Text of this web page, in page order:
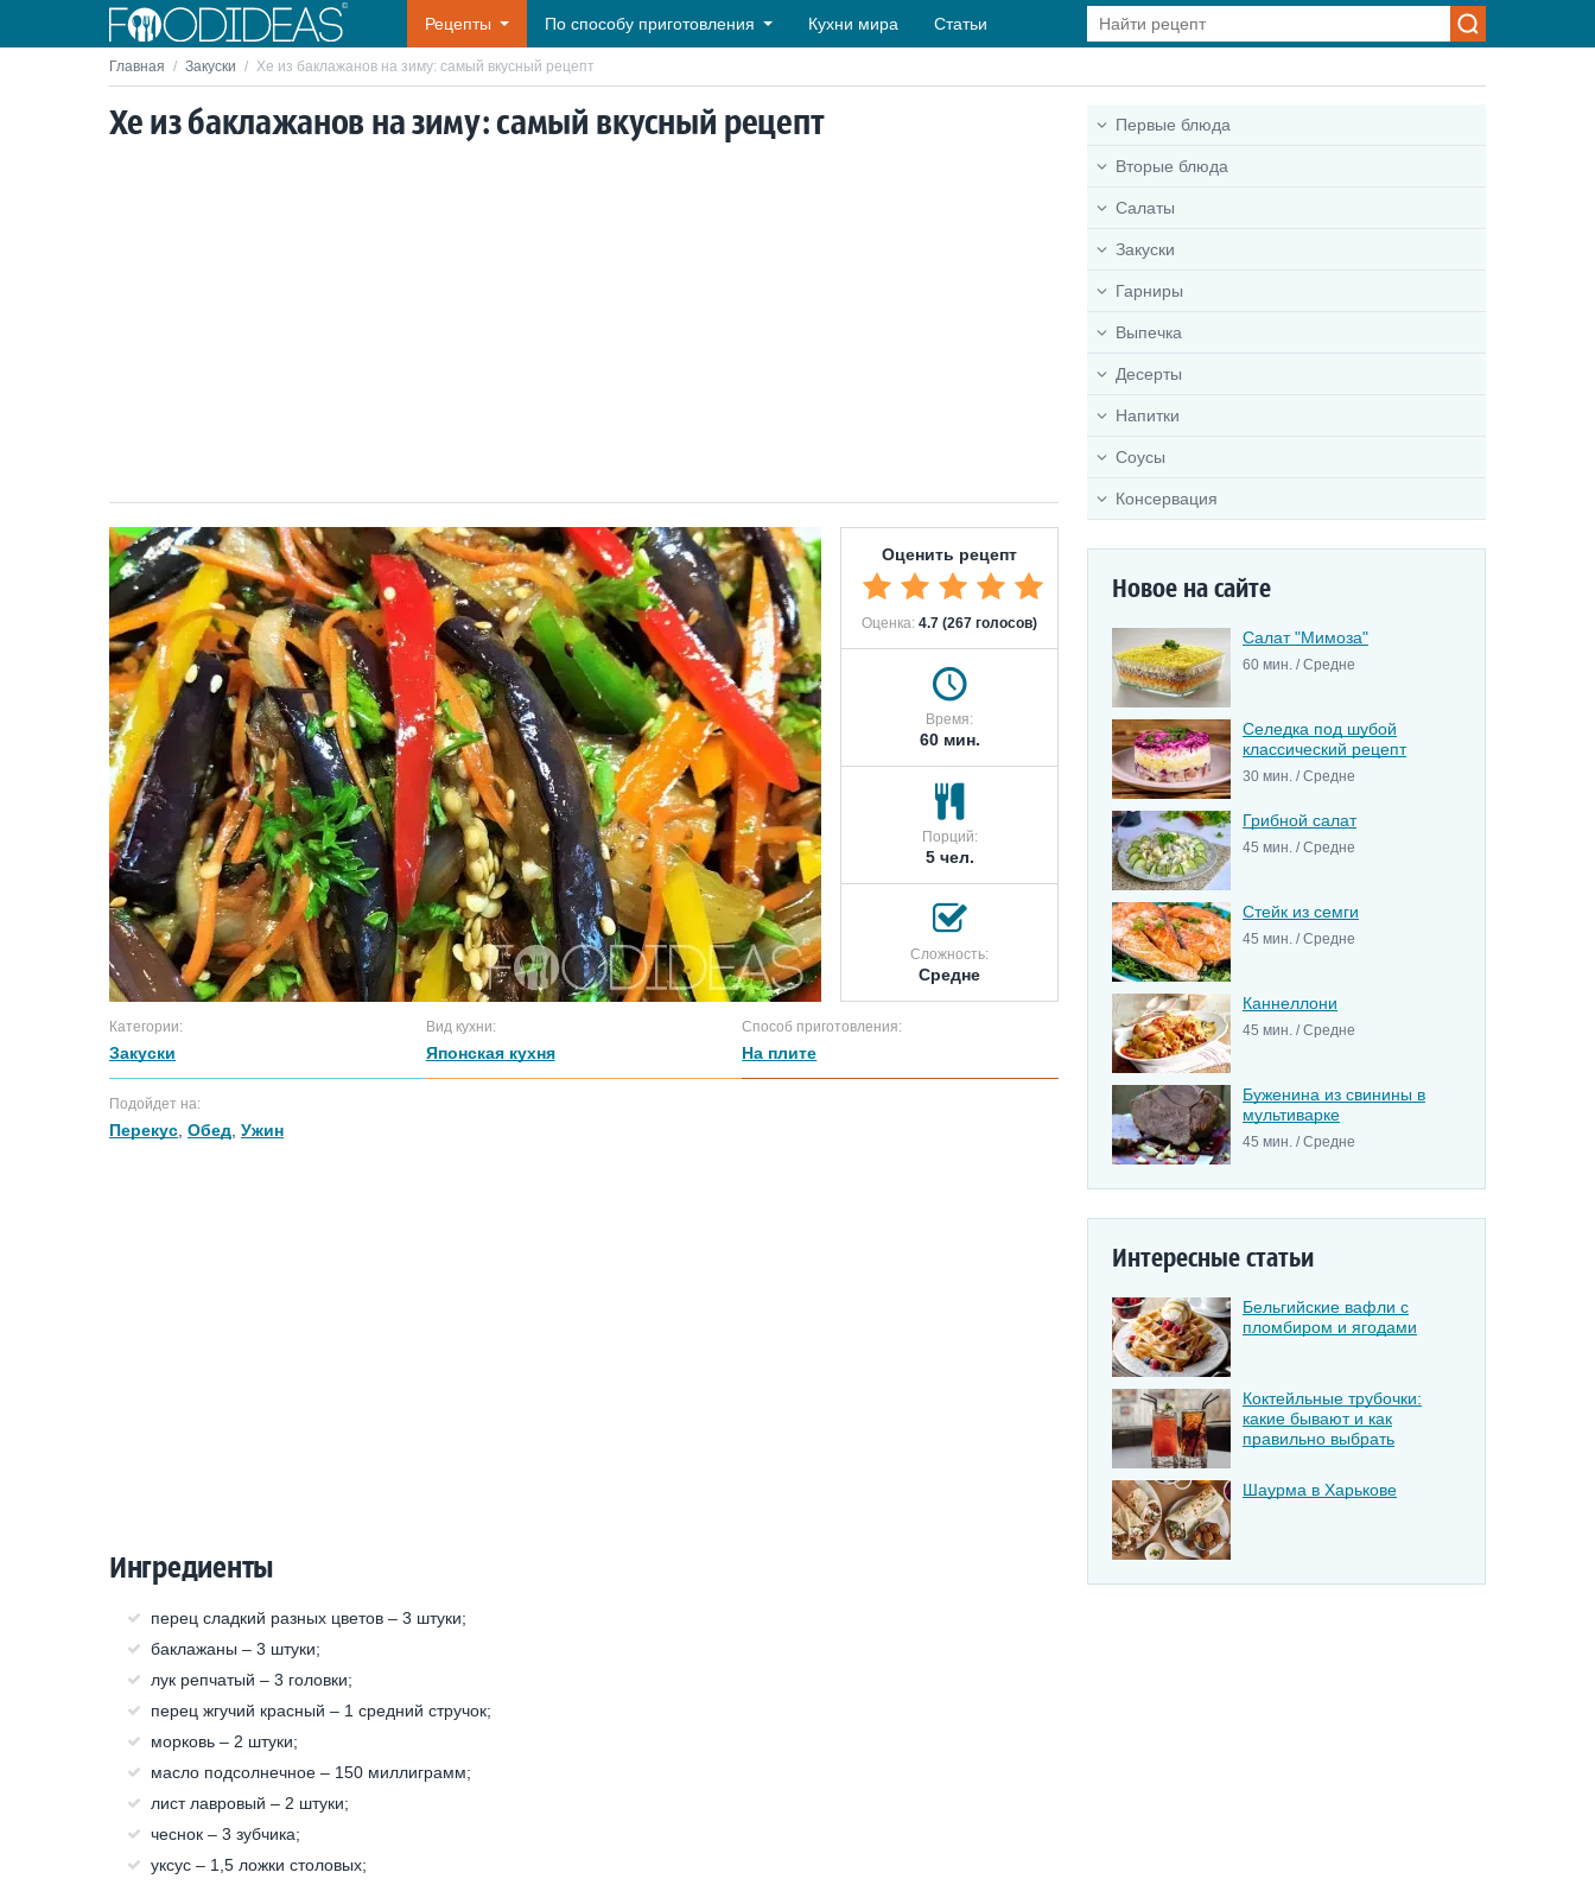
Рецепты По способу приготовления Кухни мира Статьи
Главная / Закуски / Хе из баклажанов на зиму: самый вкусный рецепт
Хе из баклажанов на зиму: самый вкусный рецепт
Оценить рецепт
Оценка: 4.7 (267 голосов)
Время:
60 мин.
Порций:
5 чел.
Сложность:
Средне
Категории:
Закуски
Вид кухни:
Японская кухня
Способ приготовления:
На плите
Подойдет на:
Перекус Обед Ужин
Ингредиенты
перец сладкий разных цветов – 3 штуки;
баклажаны – 3 штуки;
лук репчатый – 3 головки;
перец жгучий красный – 1 средний стручок;
морковь – 2 штуки;
масло подсолнечное – 150 миллиграмм;
лист лавровый – 2 штуки;
чеснок – 3 зубчика;
уксус – 1,5 ложки столовых;
Первые блюда
Вторые блюда
Салаты
Закуски
Гарниры
Выпечка
Десерты
Напитки
Соусы
Консервация
Новое на сайте
Салат "Мимоза"
60 мин. / Средне
Селедка под шубой
классический рецепт
30 мин. / Средне
Грибной салат
45 мин. / Средне
Стейк из семги
45 мин. / Средне
Каннеллони
45 мин. / Средне
Буженина из свинины в
мультиварке
45 мин. / Средне
Интересные статьи
Бельгийские вафли с
пломбиром и ягодами
Коктейльные трубочки:
какие бывают и как
правильно выбрать
Шаурма в Харькове